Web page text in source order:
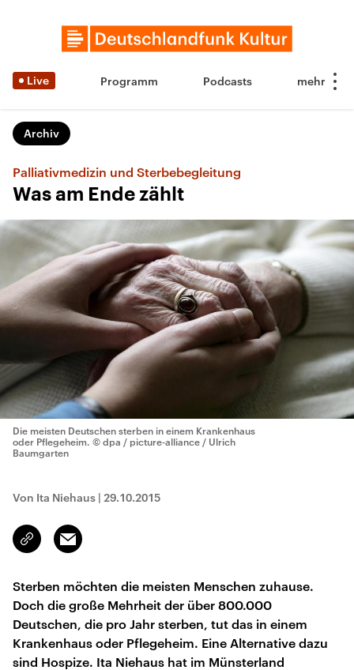
Live Programm Podcasts
Archiv
Palliativmedizin und Sterbebegleitung
Was am Ende zählt
Die meisten Deutschen sterben in einem Krankenhaus
oder Pflegeheim. © dpa / picture-alliance / Ulrich
Baumgarten
Von Ita Niehaus | 29.10.2015
Link
kopieren/teilen
Email
Sterben möchten die meisten Menschen zuhause.
Doch die große Mehrheit der über 800.000
Deutschen, die pro Jahr sterben, tut das in einem
Krankenhaus oder Pflegeheim. Eine Alternative dazu
sind Hospize. Ita Niehaus hat im Münsterland